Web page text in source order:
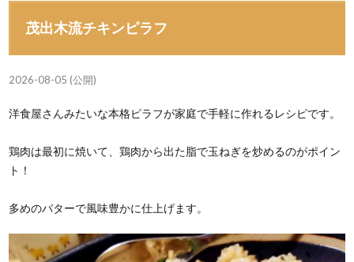
茂出木流チキンピラフ
2026-08-05 (公開)
洋食屋さんみたいな本格ピラフが家庭で手軽に作れるレシピです。
鶏肉は最初に焼いて、鶏肉から出た脂で玉ねぎを炒めるのがポイン
ト！
多めのバターで風味豊かに仕上げます。